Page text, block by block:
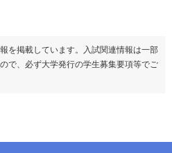
を掲載しています。入試関連情報は一部
で、必ず大学発行の学生募集要項等でご